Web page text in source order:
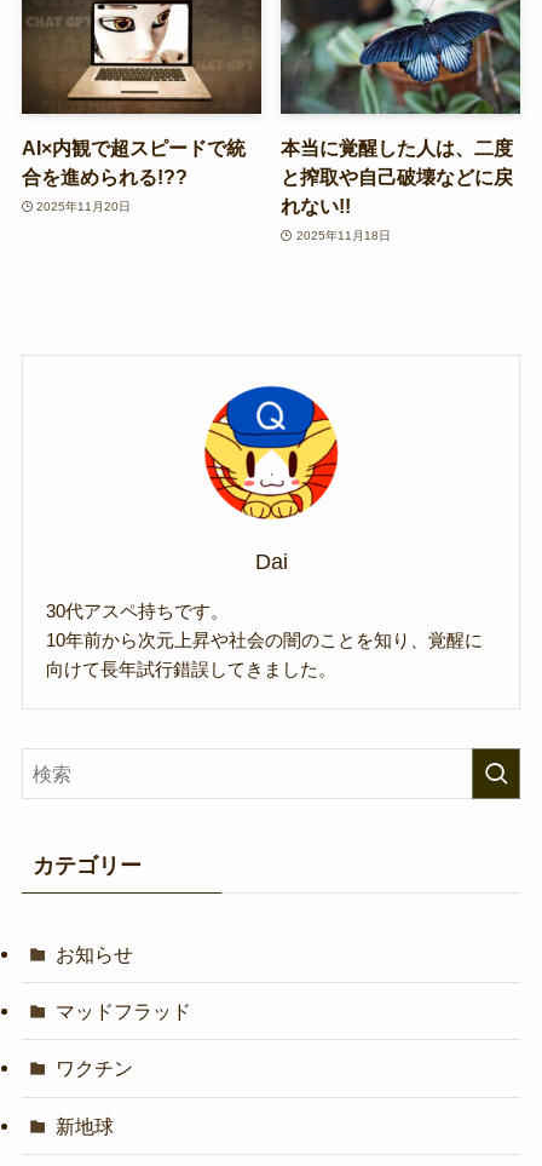
AI×内観で超スピードで統
合を進められる!??
2025年11月20日
本当に覚醒した人は、二度
と搾取や自己破壊などに戻
れない!!
2025年11月18日
Dai
30代アスペ持ちです。
10年前から次元上昇や社会の闇のことを知り、覚醒に
向けて長年試行錯誤してきました。
カテゴリー
お知らせ
マッドフラッド
ワクチン
新地球